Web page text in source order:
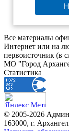
Все материалы
Интернет или на
первоисточник (в
МО "Город
Статистика
© 2005-2026
163000, г.